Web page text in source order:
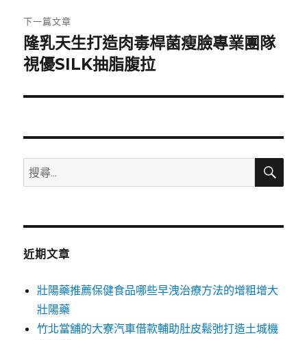
章:
下一篇文章
下
一
文
隆乳天生打造肉毒桿菌瘦臉專業團隊
視優SILK抽脂腹拉
搜
尋
鍵
搜
近期文章
壯陽藥推薦保健食品哪些早洩治療方法的增粗增大
壯陽藥
竹北當舖的大寮汽車借款輔助肚皮鬆弛打造土城機